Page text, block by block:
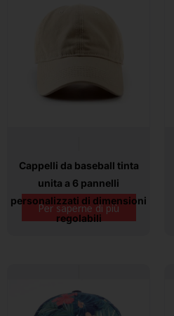
Cappelli da baseball tinta
unita a 6 pannelli
personalizzati di dimensioni
regolabili
Per saperne di più